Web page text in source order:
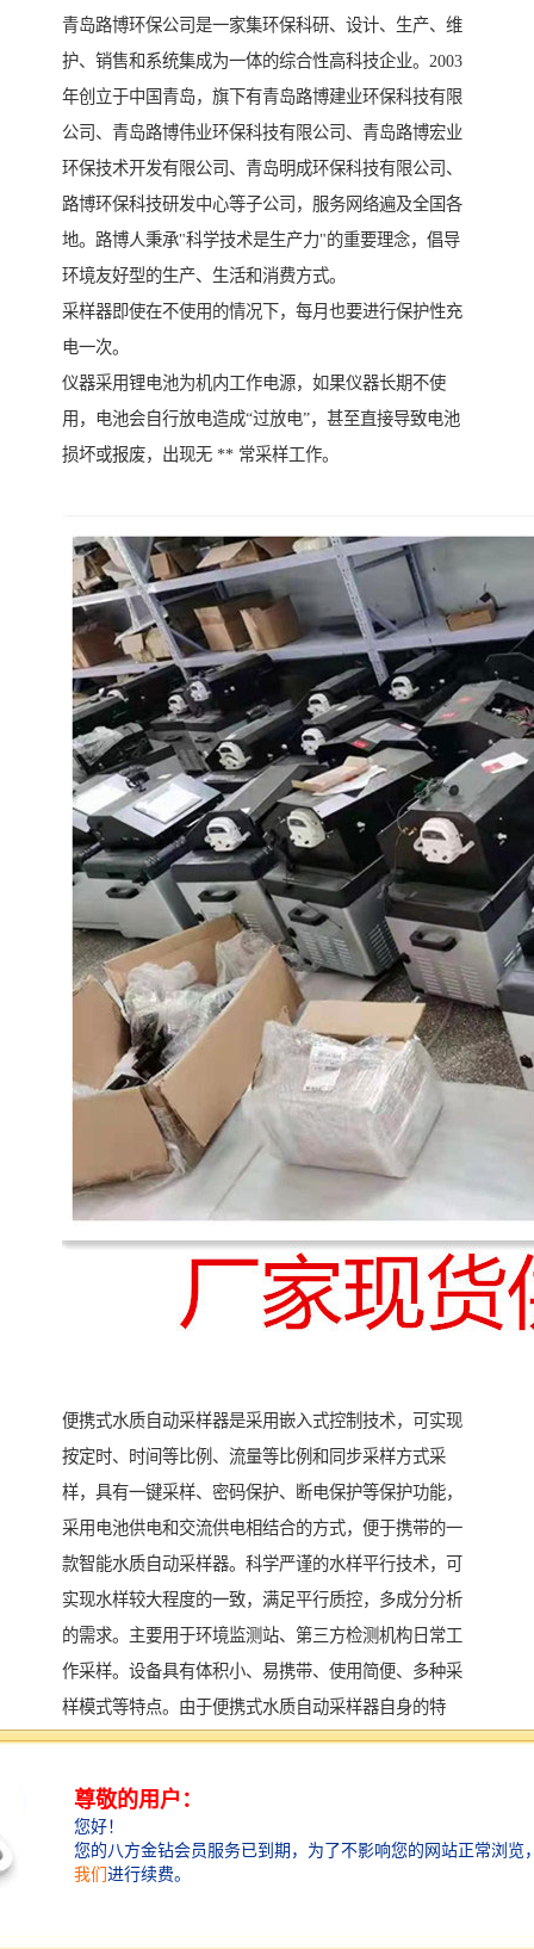
青岛路博环保公司是一家集环保科研、设计、生产、维
护、销售和系统集成为一体的综合性高科技企业。2003
年创立于中国青岛，旗下有青岛路博建业环保科技有限
公司、青岛路博伟业环保科技有限公司、青岛路博宏业
环保技术开发有限公司、青岛明成环保科技有限公司、
路博环保科技研发中心等子公司，服务网络遍及全国各
地。路博人秉承"科学技术是生产力"的重要理念，倡导
环境友好型的生产、生活和消费方式。
采样器即使在不使用的情况下，每月也要进行保护性充
电一次。
仪器采用锂电池为机内工作电源，如果仪器长期不使
用，电池会自行放电造成“过放电”，甚至直接导致电池
损坏或报废，出现无 ** 常采样工作。
便携式水质自动采样器是采用嵌入式控制技术，可实现
按定时、时间等比例、流量等比例和同步采样方式采
样，具有一键采样、密码保护、断电保护等保护功能，
采用电池供电和交流供电相结合的方式，便于携带的一
款智能水质自动采样器。科学严谨的水样平行技术，可
实现水样较大程度的一致，满足平行质控，多成分分析
的需求。主要用于环境监测站、第三方检测机构日常工
作采样。设备具有体积小、易携带、使用简便、多种采
样模式等特点。由于便携式水质自动采样器自身的特
性，因此在使用时应注意其外部的使用环境。